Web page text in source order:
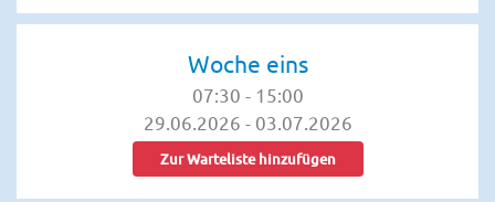
Woche eins
07:30 - 15:00
29.06.2026 - 03.07.2026
Zur Warteliste hinzufügen